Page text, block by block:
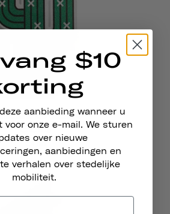
Stickers
CACTUS
$10
aanbieding wanneer u
voor onze e-mail. We sturen
over nieuwe
aanbiedingen en
verhalen over stedelijke
mobiliteit.